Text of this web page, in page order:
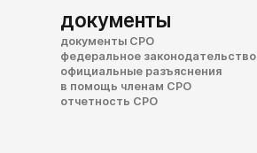
документы
документы СРО
федеральное законодательство
официальные разъяснения
в помощь членам СРО
отчетность СРО